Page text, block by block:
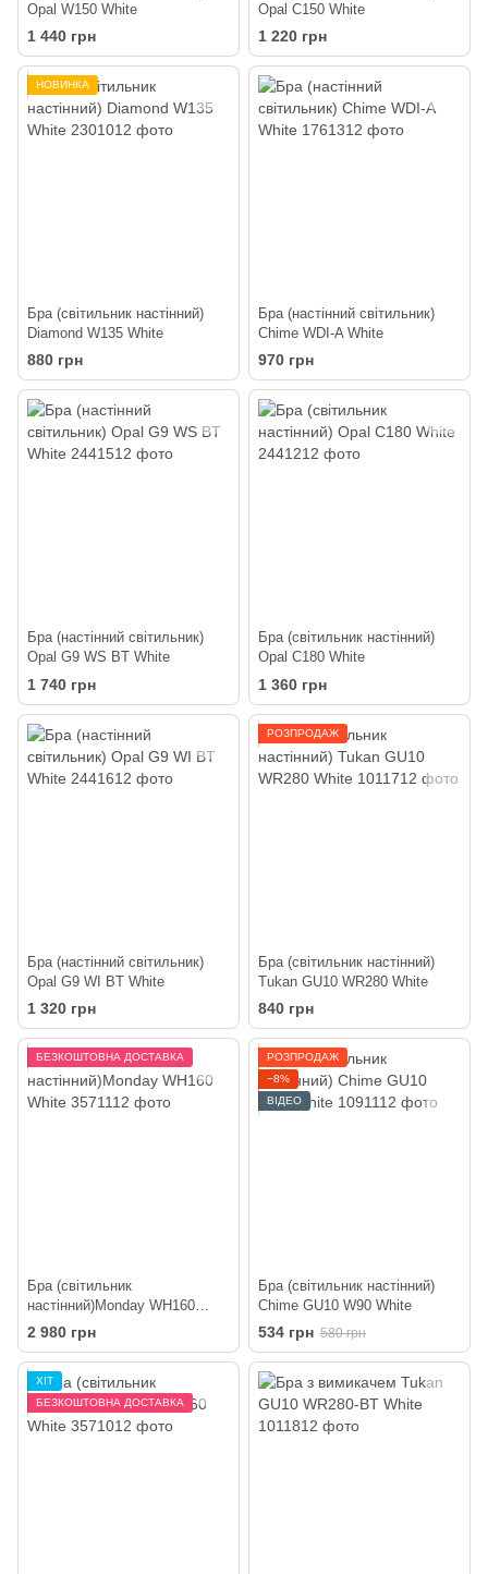
Opal W150 White
1 440 грн
Opal C150 White
1 220 грн
НОВИНКА
Бра (світильник настінний)
Diamond W135 White
880 грн
Бра (настінний світильник)
Chime WDI-A White
970 грн
Бра (настінний світильник)
Opal G9 WS BT White
1 740 грн
Бра (світильник настінний)
Opal C180 White
1 360 грн
Бра (настінний світильник)
Opal G9 WI BT White
1 320 грн
РОЗПРОДАЖ
Бра (світильник настінний)
Tukan GU10 WR280 White
840 грн
БЕЗКОШТОВНА ДОСТАВКА
Бра (світильник
настінний)Monday WH160
White
2 980 грн
РОЗПРОДАЖ
−8%
ВІДЕО
Бра (світильник настінний)
Chime GU10 W90 White
534 грн 580 грн
ХІТ
БЕЗКОШТОВНА ДОСТАВКА